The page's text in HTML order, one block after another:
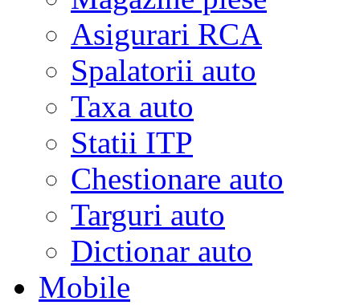
Asigurari RCA
Spalatorii auto
Taxa auto
Statii ITP
Chestionare auto
Targuri auto
Dictionar auto
Mobile